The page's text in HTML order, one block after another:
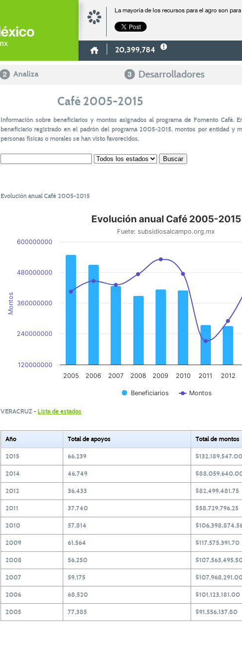
La mayoría de los recursos para el agro son
20,399,784
Analiza Desarrolladores
Café 2005-2015
Información sobre beneficiarios y montos asignados al programa de Fomento Café.
beneficiario registrado en el padrón del programa 2005-2015, montos por entidad y
personas físicas o morales se han visto favorecidos.
Evolución anual Café 2005-2015
Montos
Evolución anual Café 2005-2015
Fuete: subsidiosalcampo.org.mx
Beneficiarios Montos
2005 2006 2007 2008 2009 2010 2011 2012
120000000
240000000
360000000
480000000
600000000
VERACRUZ - Lista de estados
Año Total de apoyos Total de montos
2015 66,239 $132,189,547.00
2014 46,749
2012 36,433 $82,499,481.75
2011 37,740 $58,729,796.25
2010 57,814
2009 61,564 $117,575,391.70
2008 56,250
2007 59,175
2006 68,520 $101,123,181.00
2005 77,385 $91,556,137.80